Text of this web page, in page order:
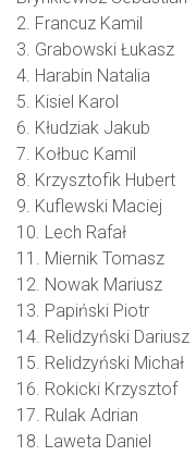
2. Francuz Kamil
3. Grabowski Łukasz
4. Harabin Natalia
5. Kisiel Karol
6. Kłudziak Jakub
7. Kołbuc Kamil
8. Krzysztofik Hubert
9. Kuflewski Maciej
10. Lech Rafał
11. Miernik Tomasz
12. Nowak Mariusz
13. Papiński Piotr
14. Relidzyński Dariusz
15. Relidzyński Michał
16. Rokicki Krzysztof
17. Rulak Adrian
18. Laweta Daniel